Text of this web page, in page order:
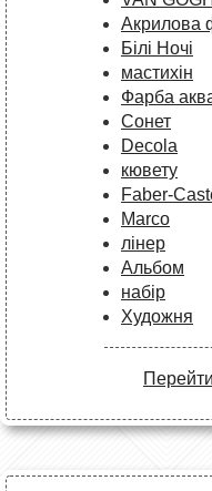
Акрилова
Білі Ночі
мастихін
Фарба
Сонет
Decola
кювету
Faber-
Marco
лінер
Альбом
набір
Художня
Перейти